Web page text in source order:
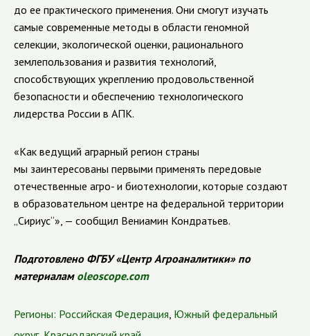
до ее практического применения. Они смогут изучать
самые современные методы в области геномной
селекции, экологической оценки, рационального
землепользования и развития технологий,
способствующих укреплению продовольственной
безопасности и обеспечению технологического
лидерства России в АПК.
«Как ведущий аграрный регион страны
мы заинтересованы первыми применять передовые
отечественные агро- и биотехнологии, которые создают
в образовательном центре на федеральной территории
„Сириус“», — сообщил Вениамин Кондратьев.
Подготовлено ФГБУ «Центр Агроаналитики» по
материалам oleoscope.com
Регионы: Российская Федерация, Южный федеральный